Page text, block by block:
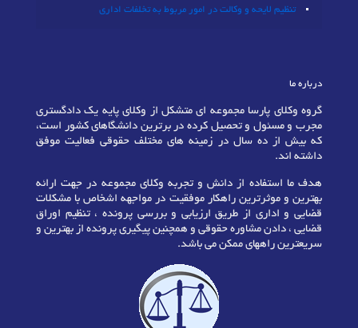
تنظیم لایحه و وکالت در امور مربوط به تخلفات اداری
درباره ما
گروه وکلای پارسا مجموعه ای متشکل از وکلای پایه یک دادگستری
مجرب و مسئول و تحصیل کرده در برترین دانشگاهای کشور است،
که بیش از ده سال در زمینه های مختلف حقوقی فعالیت موفق
داشته اند.
هدف ما استفاده از دانش و تجربه وکلای مجموعه در جهت ارائه
بهترین و موثرترین راهکار موفقیت در مواجهه اشخاص با مشکلات
قضایی و اداری از طریق ارزیابی و بررسی پرونده ، تنظیم اوراق
قضایی ، دادن مشاوره حقوقی و همچنین پیگیری پرونده از بهترین و
سریعترین راههای ممکن می باشد.